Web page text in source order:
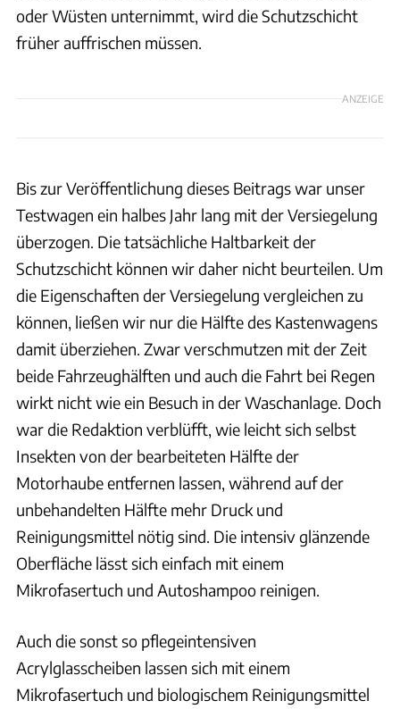
oder Wüsten unternimmt, wird die Schutzschicht
früher auffrischen müssen.
ANZEIGE
Bis zur Veröffentlichung dieses Beitrags war unser
Testwagen ein halbes Jahr lang mit der Versiegelung
überzogen. Die tatsächliche Haltbarkeit der
Schutzschicht können wir daher nicht beurteilen. Um
die Eigenschaften der Versiegelung vergleichen zu
können, ließen wir nur die Hälfte des Kastenwagens
damit überziehen. Zwar verschmutzen mit der Zeit
beide Fahrzeughälften und auch die Fahrt bei Regen
wirkt nicht wie ein Besuch in der Waschanlage. Doch
war die Redaktion verblüfft, wie leicht sich selbst
Insekten von der bearbeiteten Hälfte der
Motorhaube entfernen lassen, während auf der
unbehandelten Hälfte mehr Druck und
Reinigungsmittel nötig sind. Die intensiv glänzende
Oberfläche lässt sich einfach mit einem
Mikrofasertuch und Autoshampoo reinigen.
Auch die sonst so pflegeintensiven
Acrylglasscheiben lassen sich mit einem
Mikrofasertuch und biologischem Reinigungsmittel